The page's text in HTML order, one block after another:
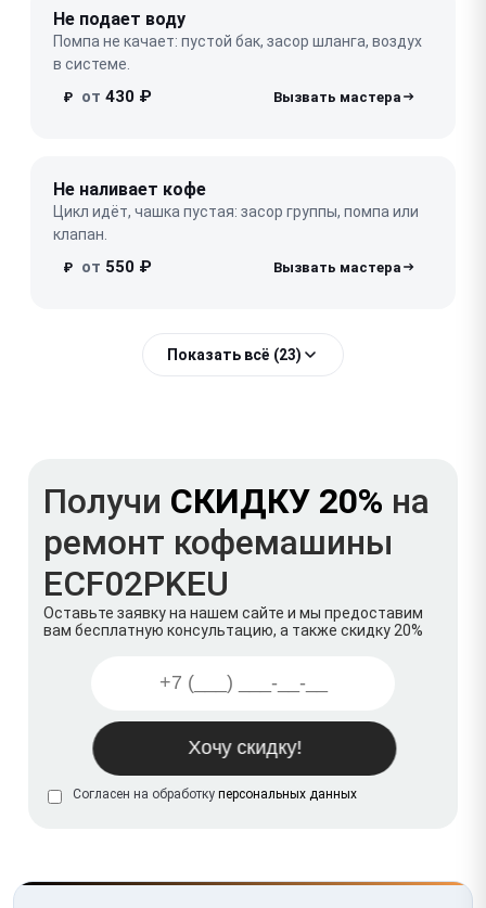
Не подает воду
Помпа не качает: пустой бак, засор шланга, воздух
в системе.
₽ от 430 ₽
Не наливает кофе
Цикл идёт, чашка пустая: засор группы, помпа или
клапан.
₽ от 550 ₽
Показать всё (23)
Получи СКИДКУ 20% на
ремонт кофемашины
ECF02PKEU
Оставьте заявку на нашем сайте и мы предоставим
вам бесплатную консультацию, а также скидку 20%
Согласен на обработку персональных данных